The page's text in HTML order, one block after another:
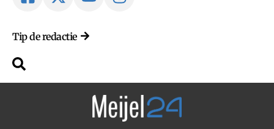
Tip de redactie